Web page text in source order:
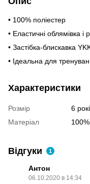
• 100% поліестер
• Еластичні облямівка і
• Застібка-блискавка
• Ідеальна для
Характеристики
Розмір
6
Матеріал
Відгуки 1
Антон
06.10.2020 в 14:34